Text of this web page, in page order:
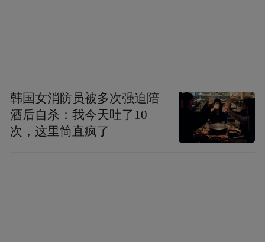
韩国女消防员被多次强迫陪
酒后自杀：我今天吐了10
次，这里简直疯了